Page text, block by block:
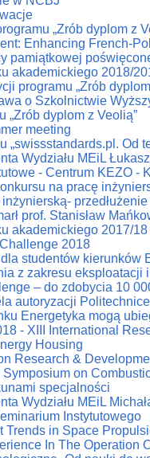
„Zrób dyplom z
Enhancing French-
pamiątkowej
akademickiego 2018/
programu „Zrób
o Szkolnictwie
„Zrób dyplom z Veolią”
meeting
„swissstandards.pl. Od
Wydziału MEiL
- Centrum KEZO -
na pracę
prof. Stanisław
akademickiego 2017/18
2018
studentów kierunków
z zakresu
– do zdobycia 10
autoryzacji
Energetyka mogą
- XIII International
Housing
Research &
Symposium on
specjalności
Wydziału MEiL
Instytutowego
Trends in Space
In The Operation